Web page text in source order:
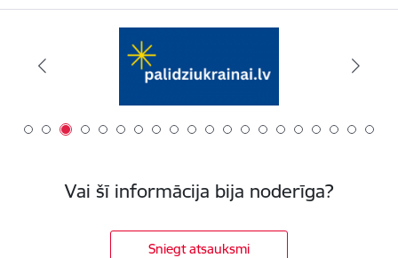
Vai šī informācija bija noderīga?
Sniegt atsauksmi